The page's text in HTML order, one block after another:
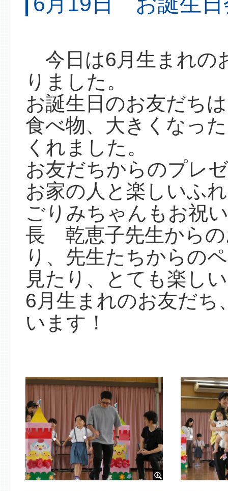
今日は6月生まれの
りました。
お誕生日のお友だち
食べ物、大きくなっ
くれました。
お友だちからのプレ
お家の人と楽しいふ
ごりみちゃんもお祝
長 乾恵子先生からの
り、先生たちからの
見たり、とても楽し
6月生まれのお友だち
います！